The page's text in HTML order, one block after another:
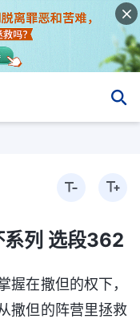
系列 选段362
握在撒但的权下，
撒但的阵营里拯救